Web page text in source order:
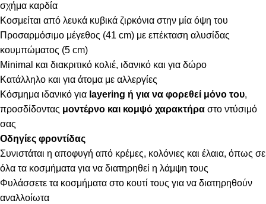
σχήμα καρδία
Κοσμείται από λευκά κυβικά ζιρκόνια στην μία όψη του
Προσαρμόσιμο μέγεθος (41 cm) με επέκταση αλυσίδας
κουμπώματος (5 cm)
Minimal και διακριτικό κολιέ, ιδανικό και για δώρο
Κατάλληλο και για άτομα με αλλεργίες
Κόσμημα ιδανικό για layering ή για να φορεθεί μόνο του,
προσδίδοντας μοντέρνο και κομψό χαρακτήρα στο ντύσιμό
σας
Οδηγίες φροντίδας
Συνιστάται η αποφυγή από κρέμες, κολόνιες και έλαια, όπως σε
όλα τα κοσμήματα για να διατηρηθεί η λάμψη τους
Φυλάσσετε τα κοσμήματα στο κουτί τους για να διατηρηθούν
αναλλοίωτα